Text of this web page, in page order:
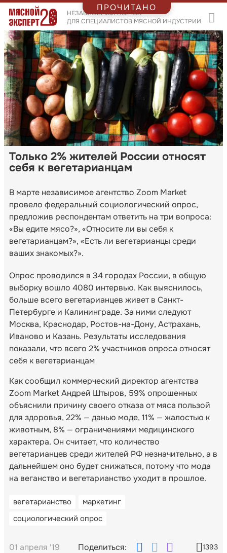
НЕЗАВИСИМЫЙ ПОРТАЛ
ДЛЯ СПЕЦИАЛИСТОВ МЯСНОЙ ИНДУСТРИИ
Только 2% жителей России относят
себя к вегетарианцам
В марте независимое агентство Zoom Market
провело федеральный социологический опрос,
предложив респондентам ответить на три вопроса:
«Вы едите мясо?», «Относите ли вы себя к
вегетарианцам?», «Есть ли вегетарианцы среди
ваших знакомых?».
Опрос проводился в 34 городах России, в общую
выборку вошло 4080 интервью. Как выяснилось,
больше всего вегетарианцев живет в Санкт-
Петербурге и Калининграде. За ними следуют
Москва, Краснодар, Ростов-на-Дону, Астрахань,
Иваново и Казань. Результаты исследования
показали, что всего 2% участников опроса относят
себя к вегетарианцам
Как сообщил коммерческий директор агентства
Zoom Market Андрей Штыров, 59% опрошенных
объяснили причину своего отказа от мяса пользой
для здоровья, 22% — данью моде, 11% — жалостью к
животным, 8% — ограничениями медицинского
характера. Он считает, что количество
вегетарианцев среди жителей РФ незначительно, а в
дальнейшем оно будет снижаться, потому что мода
на веганство и вегетарианство уходит в прошлое.
вегетарианство
маркетинг
социологический опрос
01 апреля '19 Поделиться: 1393
ПРОЧИТАНО